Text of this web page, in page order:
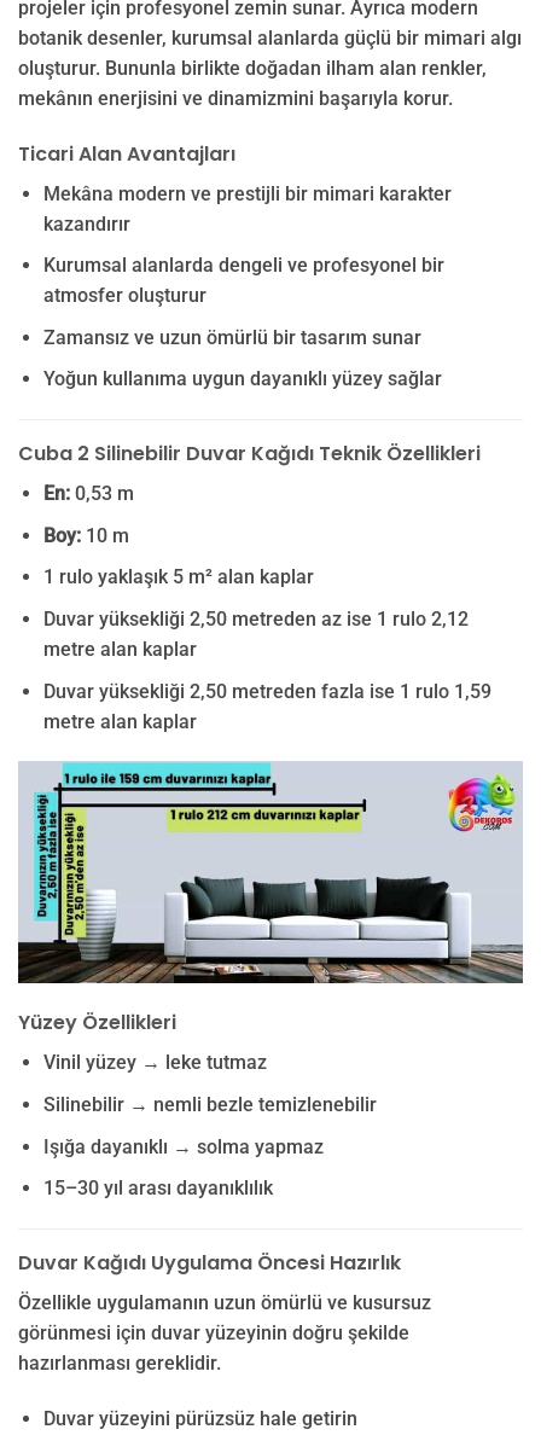
projeler için profesyonel zemin sunar. Ayrıca modern
botanik desenler, kurumsal alanlarda güçlü bir mimari algı
oluşturur. Bununla birlikte doğadan ilham alan renkler,
mekânın enerjisini ve dinamizmini başarıyla korur.
Ticari Alan Avantajları
Mekâna modern ve prestijli bir mimari karakter
kazandırır
Kurumsal alanlarda dengeli ve profesyonel bir
atmosfer oluşturur
Zamansız ve uzun ömürlü bir tasarım sunar
Yoğun kullanıma uygun dayanıklı yüzey sağlar
Cuba 2 Silinebilir Duvar Kağıdı Teknik Özellikleri
En:0,53 m
Boy:10 m
1 rulo yaklaşık 5 m² alan kaplar
Duvar yüksekliği 2,50 metreden az ise 1 rulo 2,12
metre alan kaplar
Duvar yüksekliği 2,50 metreden fazla ise 1 rulo 1,59
metre alan kaplar
Yüzey Özellikleri
Vinil yüzey → leke tutmaz
Silinebilir → nemli bezle temizlenebilir
Işığa dayanıklı → solma yapmaz
15–30 yıl arası dayanıklılık
Duvar Kağıdı Uygulama Öncesi Hazırlık
Özellikle uygulamanın uzun ömürlü ve kusursuz
görünmesi için duvar yüzeyinin doğru şekilde
hazırlanması gereklidir.
Duvar yüzeyini pürüzsüz hale getirin